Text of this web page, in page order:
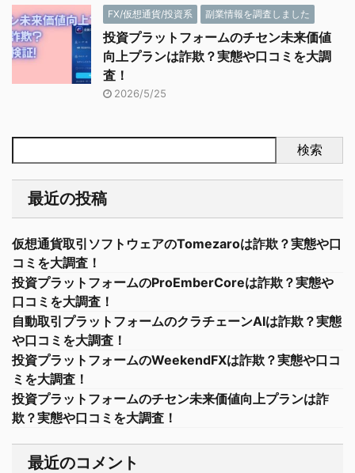
FX/仮想通貨/投資系 副業情報を調査しました
投資プラットフォームのチセン未来価値
向上プランは詐欺？実態や口コミを大調
査！
2026/5/25
検索
最近の投稿
仮想通貨取引ソフトウェアのTomezaroは詐欺？実態や口
コミを大調査！
投資プラットフォームのProEmberCoreは詐欺？実態や
口コミを大調査！
自動取引プラットフォームのクラチェーンAIは詐欺？実態
や口コミを大調査！
投資プラットフォームのWeekendFXは詐欺？実態や口コ
ミを大調査！
投資プラットフォームのチセン未来価値向上プランは詐
欺？実態や口コミを大調査！
最近のコメント